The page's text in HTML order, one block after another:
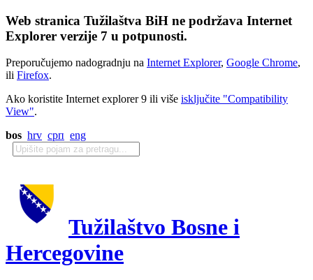
Web stranica Tužilaštva BiH ne podržava Internet
Explorer verzije 7 u potpunosti.
Preporučujemo nadogradnju na Internet Explorer, Google Chrome,
ili Firefox.
Ako koristite Internet explorer 9 ili više isključite "Compatibility
View".
bos hrv срп eng
Tužilaštvo Bosne i
Hercegovine